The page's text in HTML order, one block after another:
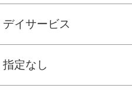
デイサービス
指定なし